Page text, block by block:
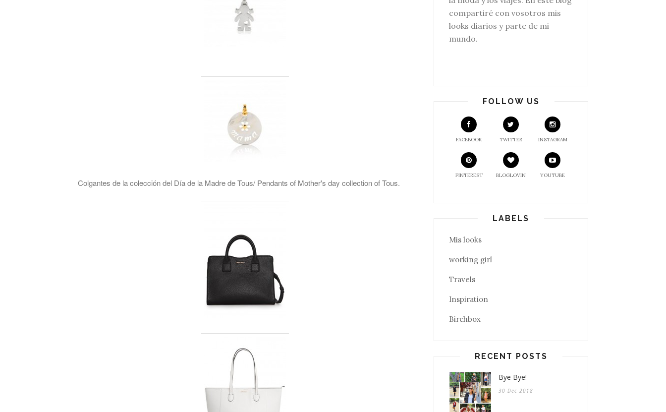
Colgantes de la colección del Día de la Madre de Tous/ Pendants of Mother's day collection of Tous.
compartiré con vosotros mis
looks diarios y parte de mi
mundo.
FOLLOW US
FACEBOOK TWITTER INSTAGRAM
PINTEREST BLOGLOVIN YOUTUBE
LABELS
Mis looks
working girl
Travels
Inspiration
Birchbox
RECENT POSTS
Bye Bye!
30 Dec 2018